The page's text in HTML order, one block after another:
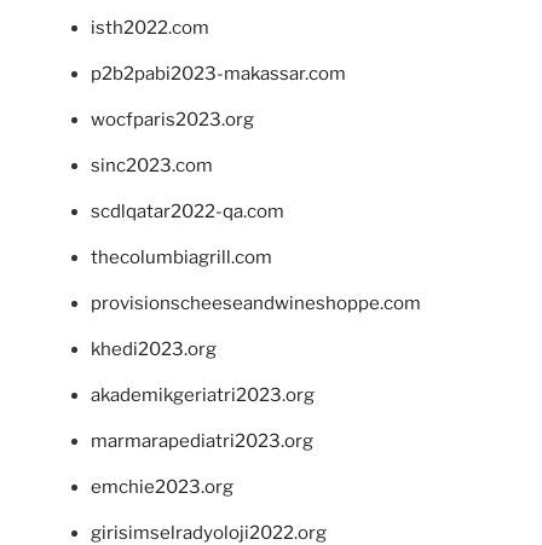
isth2022.com
p2b2pabi2023-makassar.com
wocfparis2023.org
sinc2023.com
scdlqatar2022-qa.com
thecolumbiagrill.com
provisionscheeseandwineshoppe.com
khedi2023.org
akademikgeriatri2023.org
marmarapediatri2023.org
emchie2023.org
girisimselradyoloji2022.org